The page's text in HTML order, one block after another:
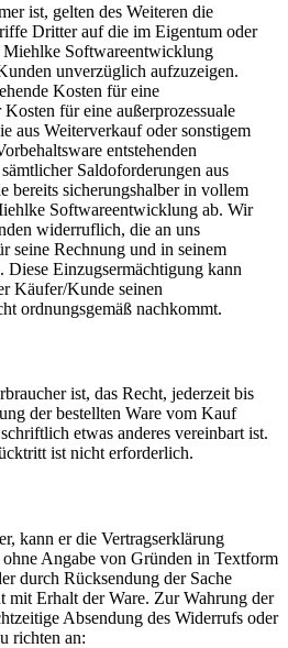
ist, gelten des Weiteren die
Dritter auf die im Eigentum oder
Softwareentwicklung
unverzüglich aufzuzeigen.
Kosten für eine
für eine außerprozessuale
aus Weiterverkauf oder sonstigem
entstehenden
Saldoforderungen aus
bereits sicherungshalber in vollem
Softwareentwicklung ab. Wir
widerruflich, die an uns
seine Rechnung und in seinem
Diese Einzugsermächtigung kann
Käufer/Kunde seinen
ordnungsgemäß nachkommt.
ist, das Recht, jederzeit bis
der bestellten Ware vom Kauf
etwas anderes vereinbart ist.
ist nicht erforderlich.
kann er die Vertragserklärung
Angabe von Gründen in Textform
durch Rücksendung der Sache
Erhalt der Ware. Zur Wahrung der
Absendung des Widerrufs oder
richten an: